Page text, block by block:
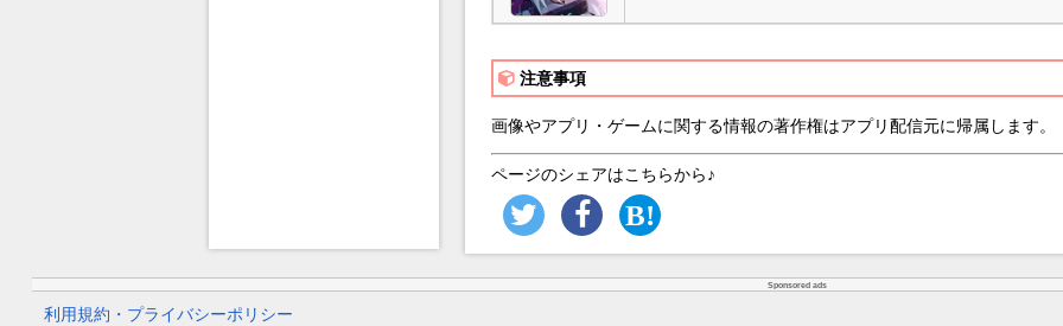
注意事項
画像やアプリ・ゲームに関する情報の著作権はアプリ配信元に帰属します。
ページのシェアはこちらから♪
Sponsored ads
利用規約・プライバシーポリシー